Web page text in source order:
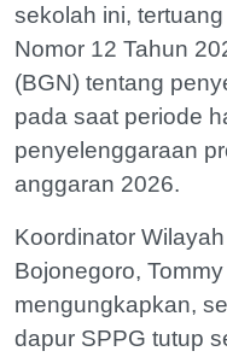
sekolah ini,
Nomor 12 Tahun
(BGN) tentang
pada saat periode
penyelenggaraan
anggaran 2026.
Koordinator
Bojonegoro,
mengungkapkan,
dapur SPPG tutup